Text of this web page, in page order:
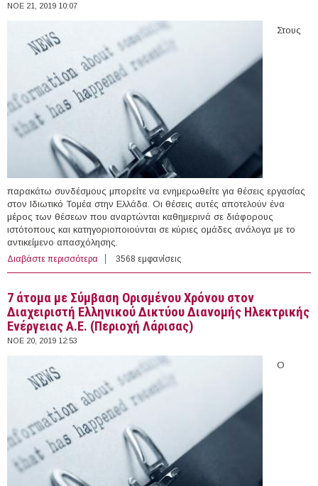
ΝΟΕ 21, 2019 10:07
Στους
παρακάτω συνδέσμους μπορείτε να ενημερωθείτε για θέσεις εργασίας
στον Ιδιωτικό Τομέα στην Ελλάδα. Οι θέσεις αυτές αποτελούν ένα
μέρος των θέσεων που αναρτώνται καθημερινά σε διάφορους
ιστότοπους και κατηγοριοποιούνται σε κύριες ομάδες ανάλογα με το
αντικείμενο απασχόλησης.
Διαβάστε περισσότερα για 224 θέσεις εργασίας στον Ιδιωτικό Τομέα στην
Ελλάδα (21/11/2019)
3568 εμφανίσεις
7 άτομα με Σύμβαση Ορισμένου Χρόνου στον
Διαχειριστή Ελληνικού Δικτύου Διανομής Ηλεκτρικής
Ενέργειας Α.Ε. (Περιοχή Λάρισας)
ΝΟΕ 20, 2019 12:53
Ο